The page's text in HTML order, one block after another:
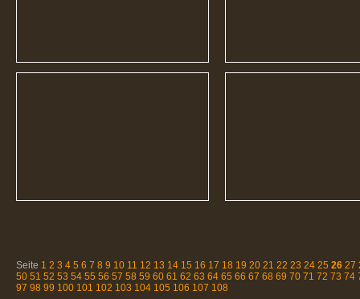
Seite 1 2 3 4 5 6 7 8 9 10 11 12 13 14 15 16 17 18 19 20 21 22 23 24 25 26 27
50 51 52 53 54 55 56 57 58 59 60 61 62 63 64 65 66 67 68 69 70 71 72 73 74
97 98 99 100 101 102 103 104 105 106 107 108